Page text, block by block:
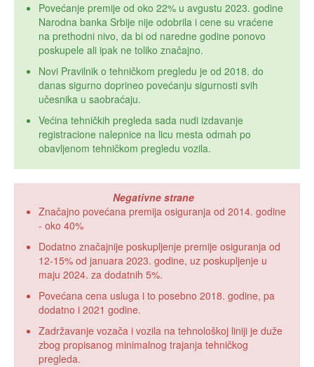
Povećanje premije od oko 22% u avgustu 2023. godine
Narodna banka Srbije nije odobrila i cene su vraćene
na prethodni nivo, da bi od naredne godine ponovo
poskupele ali ipak ne toliko značajno.
Novi Pravilnik o tehničkom pregledu je od 2018. do
danas sigurno doprineo povećanju sigurnosti svih
učesnika u saobraćaju.
Većina tehničkih pregleda sada nudi izdavanje
registracione nalepnice na licu mesta odmah po
obavljenom tehničkom pregledu vozila.
Negativne strane
Značajno povećana premija osiguranja od 2014. godine
- oko 40%
Dodatno značajnije poskupljenje premije osiguranja od
12-15% od januara 2023. godine, uz poskupljenje u
maju 2024. za dodatnih 5%.
Povećana cena usluga i to posebno 2018. godine, pa
dodatno i 2021 godine.
Zadržavanje vozača i vozila na tehnološkoj liniji je duže
zbog propisanog minimalnog trajanja tehničkog
pregleda.